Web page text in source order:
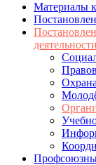
Материалы